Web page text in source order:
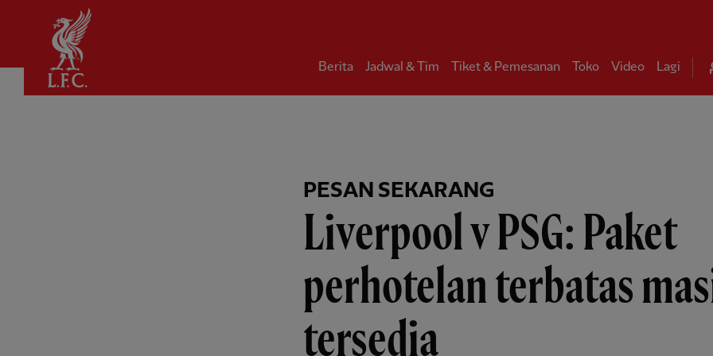
Berita Jadwal & Tim Tiket & Pemesanan Toko Video Lagi
PESAN SEKARANG
Liverpool v PSG: Paket
perhotelan terbatas
tersedia